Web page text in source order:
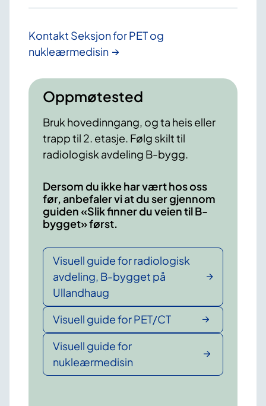
Kontakt Seksjon for PET og
nukleærmedisin
Oppmøtested
Bruk hovedinngang, og ta heis eller
trapp til 2. etasje. Følg skilt til
radiologisk avdeling B-bygg.
Dersom du ikke har vært hos oss
før, anbefaler vi at du ser gjennom
guiden «Slik finner du veien til B-
bygget» først.
Visuell guide for radiologisk
avdeling, B-bygget på
Ullandhaug
Visuell guide for PET/CT
Visuell guide for
nukleærmedisin